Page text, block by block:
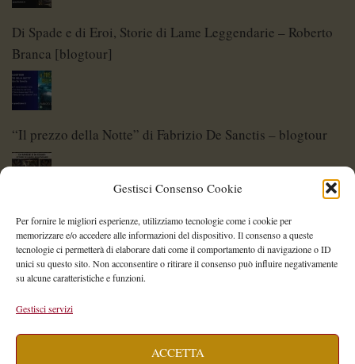
Gestisci Consenso Cookie
Per fornire le migliori esperienze, utilizziamo tecnologie come i cookie per
memorizzare e/o accedere alle informazioni del dispositivo. Il consenso a queste
tecnologie ci permetterà di elaborare dati come il comportamento di navigazione o ID
unici su questo sito. Non acconsentire o ritirare il consenso può influire negativamente
su alcune caratteristiche e funzioni.
Gestisci servizi
ACCETTA
Di Spade e di Eroi, Storie di Lame Leggendarie – Roberto
Branca [blogtour]
“Il prezzo della Notte” di Fabrizio De Sanctis – blogtour
Di Spade e di Eroi – Storie di Lame Leggendarie